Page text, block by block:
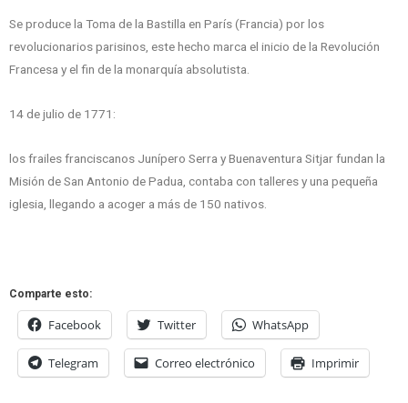
Se produce la Toma de la Bastilla en París (Francia) por los
revolucionarios parisinos, este hecho marca el inicio de la Revolución
Francesa y el fin de la monarquía absolutista.
14 de julio de 1771:
los frailes franciscanos Junípero Serra y Buenaventura Sitjar fundan la
Misión de San Antonio de Padua, contaba con talleres y una pequeña
iglesia, llegando a acoger a más de 150 nativos.
Comparte esto:
Facebook Twitter WhatsApp
Telegram Correo electrónico Imprimir